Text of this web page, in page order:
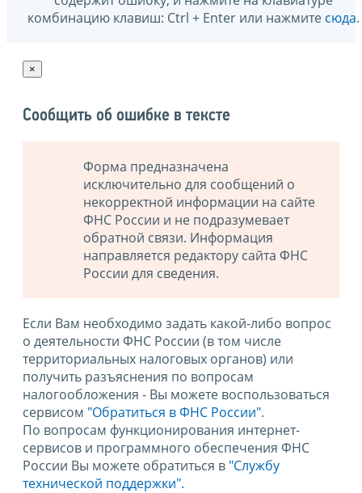
комбинацию клавиш: Ctrl + Enter или нажмите сюда.
×
Сообщить об ошибке в тексте
Форма предназначена
исключительно для сообщений о
некорректной информации на сайте
ФНС России и не подразумевает
обратной связи. Информация
направляется редактору сайта ФНС
России для сведения.
Если Вам необходимо задать какой-либо вопрос
о деятельности ФНС России (в том числе
территориальных налоговых органов) или
получить разъяснения по вопросам
налогообложения - Вы можете воспользоваться
сервисом "Обратиться в ФНС России".
По вопросам функционирования интернет-
сервисов и программного обеспечения ФНС
России Вы можете обратиться в "Службу
технической поддержки".